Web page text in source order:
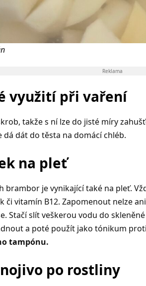
Reklama
využití při vaření
takže s ní lze do jisté míry
dá dát do těsta na domácí chléb.
na pleť
brambor je vynikající také na pleť.
či vitamín B12. Zapomenout nelze
Stačí slít veškerou vodu do
a poté použít jako tónikum
tampónu.
po rostliny